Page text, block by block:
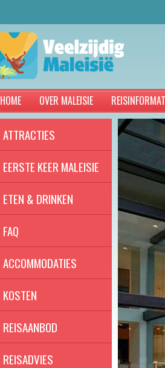
HOME OVER MALEISIE
ATTRACTIES
EERSTE KEER MALEISIE
ETEN & DRINKEN
FAQ
ACCOMMODATIES
KOSTEN
REISAANBOD
REISADVIES